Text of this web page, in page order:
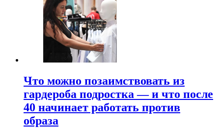
Что можно позаимствовать из
гардероба подростка — и что после
40 начинает работать против
образа